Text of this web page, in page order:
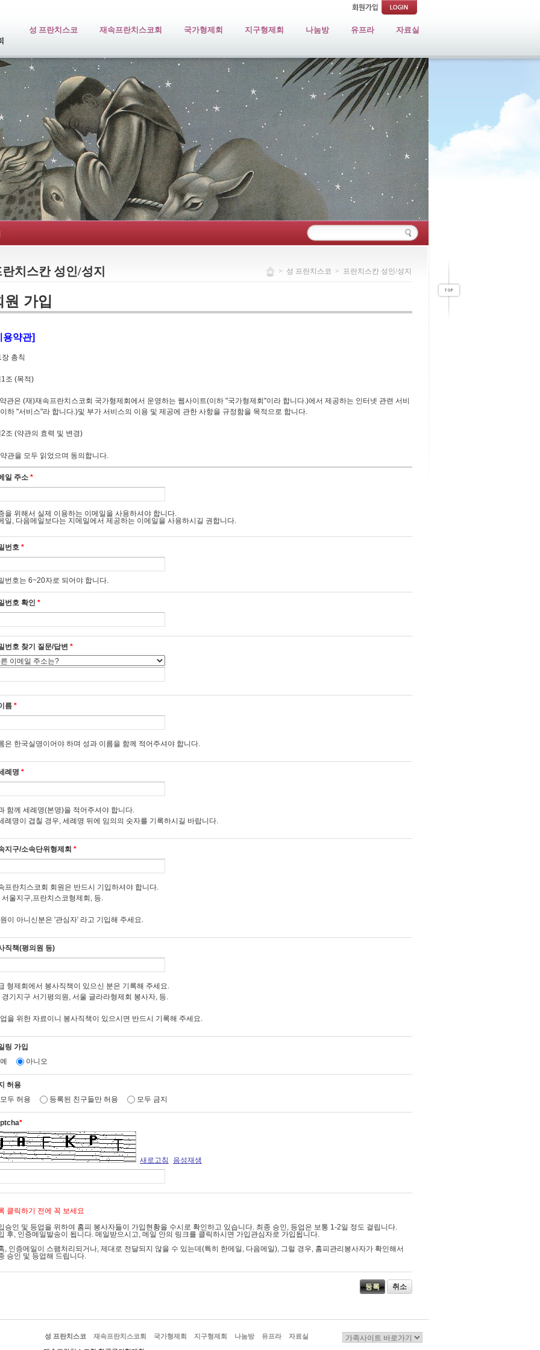
성 프란치스코 재속프란치스코회 국가형제회 지구형제회 나눔방 유프라 자료실
란치스칸 성인/성지 > 성 프란치스코 > 프란치스칸 성인/성지
원 가입
용약관]
총칙
조 (목적)
관은 (재)재속프란치스코회 국가형제회에서 운영하는 웹사이트(이하 "국가형제회"이라 합니다.)에서 제공하는 인터넷 관련 서비
하 "서비스"라 합니다.)및 부가 서비스의 이용 및 제공에 관한 사항을 규정함을 목적으로 합니다.
조 (약관의 효력 및 변경)
약관은 인터넷 서비스화면(www.ofskorea.org)에 게시하거나 이용자에게 공시함으로서 효력을 발생합니다.
가형제회는 약관을 변경할 수 있으며 변경된 약관은 "1"항 과 같은 방법으로 효력을 발생합니다.
조 (약관외 준칙)
관에 정의되지 않은 사항은 약관의 규제들에 관한 법령, 전자상거래 기본법, 정보통신망이용 촉진 등에 관한 법률 확보, 전자상거
본법, 전기통신기본법, 전기통신사업법, 전자서명법 등 관련 법령의 규정에 의합니다.
조 (정의)
이용자" 란 국가형제회에 접속하여 본 약관에 따라 제공하는 서비스를 받는 자로서 회원과 비회원으로 구분합니다.
시를 함으로써 회원가입을 신청합니다.
가형제회는 1항과 같이 회원 가입을 신청한 이용자 중 아래에 해당하지 않는 한 회원으로 등록합니다.
입신청자가 본 약관 제6조 제3항에 의거하여 이전에 회원자격을 상실한 적이 있는 경우
록내용에 허위, 기재누락, 오기가 있는 경우
타 위법한 이용 신청임이 확인된 경우
국가형제회가 필요하다고 인정되는 경우
톨릭 교회의 가르침과 신앙을 거스르는 내용을 홍보, 유포하는 경우
조 (회원 탈퇴 및 자격의 상실)
원이 사망한 때는 회원자격을 상실합니다.
약관에 위반한 경우
타 회원으로서의 자격을 지속시키는 것이 부적절하다고 판단되는 경우
조 (회원에 대한 알림)
가형제회가 회원에 대한 알림을 하는 경우, 회원이 국가형제회에 제출한 전자우편 주소로 할 수 있습니다.
가형제회는 불특정다수 회원에 대한 알림의 경우 공지사항 게시판에 게시함으로써 개별 통지를 대신할 수 있습니다.
조 (서비스 이용요금)
가형제회가 회원에게 제공하는 서비스 요금체계는 다음과 같습니다.
가톨릭 프란치스칸 정보 열람 무료
가형제회는 서비스 요금을 변경할 수 있으며 요구에 관한 세부사항은 따로 공지합니다.
조(서비스 종류)
비스의 종류는 다음과 같습니다.
터넷 온라인을 통한 재속프란치스코회 정신, 설립자 소개 및 사도직 현황 제공
속프란치스코회 회원과 봉사자들 위한 공간
뮤니티 운영
타 프란치스칸 수도회 관련 정보서비스
형제회는 다음 각호에 해당되는 경우 서비스의 일부 혹은 전부의 제공을 중지할 수 있습니다.
비스용 설비의 보수 등 공사로 인한 부득이한 경우나 전기통신 사업법에 규정된 기간 통신 사업자가 전기통신서비스를 중지나 전
신사업법에 규정된 기간 통신사업자가 전기통신서비스를 중지했을 경우
가비상사태, 정전, 서비스 설비 장애, 서비스 이용의 폭주 등.
약관을 모두 읽었으며 동의합니다.
일 주소 *
을 위해서 실제 이용하는 이메일을 사용하셔야 합니다.
일, 다음메일보다는 지메일에서 제공하는 이메일을 사용하시길 권합니다.
번호 *
번호는 6~20자로 되어야 합니다.
번호 확인 *
번호 찾기 질문/답변 *
름 *
은 한국실명이어야 하며 성과 이름을 함께 적어주셔야 합니다.
례명 *
함께 세례명(본명)을 적어주셔야 합니다.
례명이 겹칠 경우, 세례명 뒤에 임의의 숫자를 기록하시길 바랍니다.
지구/소속단위형제회 *
프란치스코회 회원은 반드시 기입하셔야 합니다.
서울지구,프란치스코형제회, 등.
이 아니신분은 '관심자' 라고 기입해 주세요.
직책(평의원 등)
형제회에서 봉사직책이 있으신 분은 기록해 주세요.
경기지구 서기평의원, 서울 글라라형제회 봉사자, 등.
을 위한 자료이니 봉사직책이 있으시면 반드시 기록해 주세요.
링 가입
예
아니오
허용
모두 허용
등록된 친구들만 허용 모두 금지
*
새로고침 음성재생
클릭하기 전에 꼭 보세요
승인 및 등업을 위하여 홈피 봉사자들이 가입현황을 수시로 확인하고 있습니다. 최종 승인, 등업은 보통 1-2일 정도 걸립니다.
후, 인증메일발송이 됩니다. 메일받으시고, 메일 안의 링크를 클릭하시면 가입관심자로 가입됩니다.
, 인증메일이 스팸처리되거나, 제대로 전달되지 않을 수 있는데(특히 한메일, 다음메일), 그럴 경우, 홈피관리봉사자가 확인해서
승인 및 등업해 드립니다.
취소
성 프란치스코 재속프란치스코회 국가형제회 지구형제회 나눔방 유프라 자료실